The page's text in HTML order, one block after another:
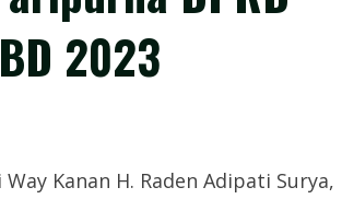
2023
Kanan H. Raden Adipati Surya,